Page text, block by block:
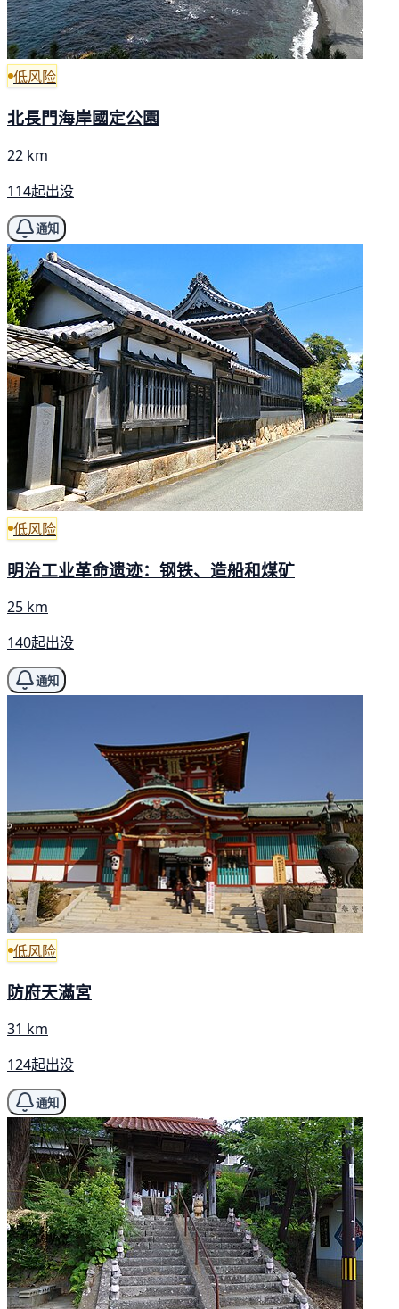
低风险
北長門海岸國定公園
22 km
114起出没
通知
低风险
明治工业革命遗迹：钢铁、造船和煤矿
25 km
140起出没
通知
低风险
防府天滿宮
31 km
124起出没
通知